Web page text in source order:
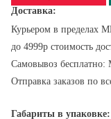
Доставка:
Курьером в пределах
до 4999р стоимость
Самовывоз бесплатно:
Отправка заказов по
Габариты в упаковке: